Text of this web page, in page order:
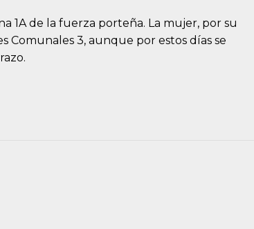
1A de la fuerza porteña. La mujer, por su
Comunales 3, aunque por estos días se